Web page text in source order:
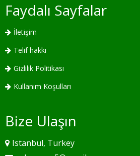
Faydalı Sayfalar
İletişim
Telif hakkı
Gizlilik Politikası
Kullanım Koşulları
Bize Ulaşın
Istanbul, Turkey